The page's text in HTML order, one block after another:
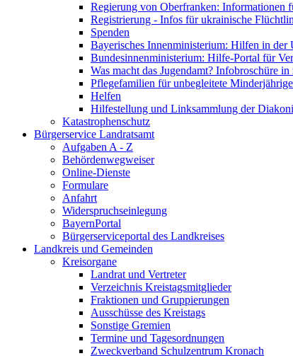
Regierung von Oberfranken: Informationen
Registrierung - Infos für ukrainische
Spenden
Bayerisches Innenministerium: Hilfen in der
Bundesinnenministerium: Hilfe-Portal für
Was macht das Jugendamt? Infobroschüre in
Pflegefamilien für unbegleitete
Helfen
Hilfestellung und Linksammlung der
Katastrophenschutz
Bürgerservice Landratsamt
Aufgaben A - Z
Behördenwegweiser
Online-Dienste
Formulare
Anfahrt
Widerspruchseinlegung
BayernPortal
Bürgerserviceportal des Landkreises
Landkreis und Gemeinden
Kreisorgane
Landrat und Vertreter
Verzeichnis Kreistagsmitglieder
Fraktionen und Gruppierungen
Ausschüsse des Kreistags
Sonstige Gremien
Termine und Tagesordnungen
Zweckverband Schulzentrum Kronach